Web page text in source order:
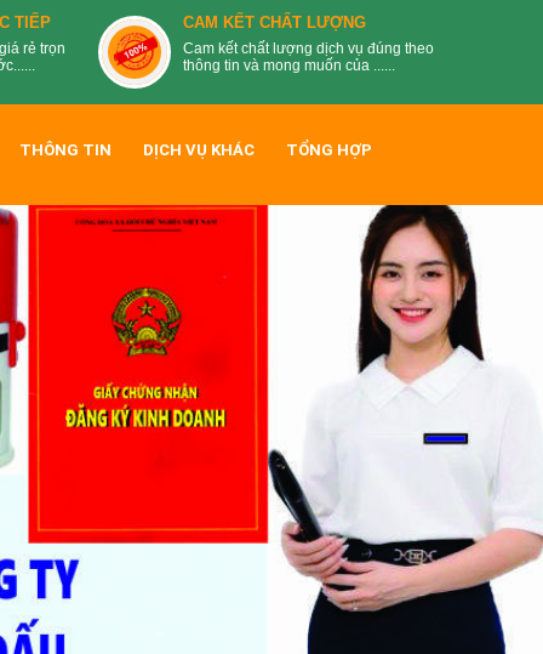
TIẾP
rẻ trọn
CAM KẾT CHẤT LƯỢNG
Cam kết chất lượng dịch vụ đúng theo
thông tin và mong muốn của ......
THÔNG TIN DỊCH VỤ KHÁC TỔNG HỢP